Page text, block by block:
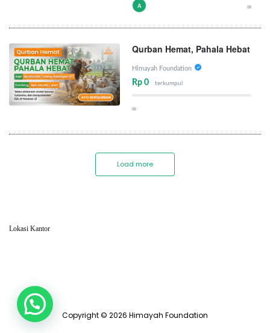
A ∞
Qurban Hemat, Pahala Hebat
Himayah Foundation
Rp 0 terkumpul
∞
Load more
Lokasi Kantor
Copyright © 2026 Himayah Foundation